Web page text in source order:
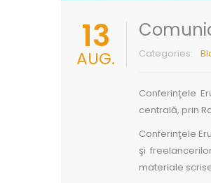
13
AUG. Categories:
Conferinţele
centrală, prin
Conferinţele
şi
materiale